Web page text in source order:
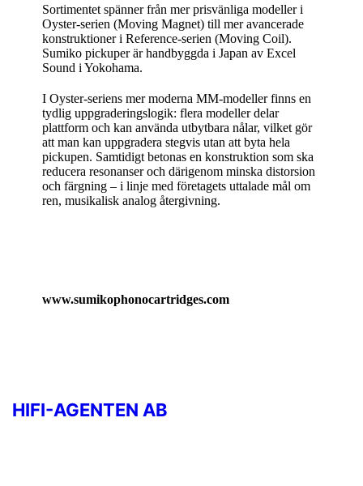
Sortimentet spänner från mer prisvänliga modeller i
Oyster‑serien (Moving Magnet) till mer avancerade
konstruktioner i Reference‑serien (Moving Coil).
Sumiko pickuper är handbyggda i Japan av Excel
Sound i Yokohama.
I Oyster‑seriens mer moderna MM‑modeller finns en
tydlig uppgraderingslogik: flera modeller delar
plattform och kan använda utbytbara nålar, vilket gör
att man kan uppgradera stegvis utan att byta hela
pickupen. Samtidigt betonas en konstruktion som ska
reducera resonanser och därigenom minska distorsion
och färgning – i linje med företagets uttalade mål om
ren, musikalisk analog återgivning.
www.sumikophonocartridges.com
HIFI-AGENTEN AB